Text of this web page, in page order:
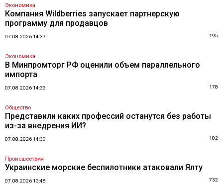
Экономика
Компания Wildberries запускает партнерскую
программу для продавцов
07.08.2026 14:37 195
Экономика
В Минпромторг РФ оценили объем параллельного
импорта
07.08.2026 14:33 178
Общество
Представили каких профессий останутся без работы
из-за внедрения ИИ?
07.08.2026 14:30 182
Происшествия
Украинские морские беспилотники атаковали Ялту
07.08.2026 13:48 732